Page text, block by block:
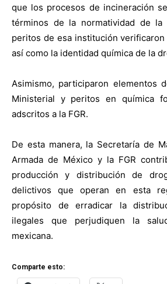
que los procesos de incineración
términos de la normatividad de la
peritos de esa institución
así como la identidad química de la
Asimismo, participaron elementos
Ministerial y peritos en química
adscritos a la FGR.
De esta manera, la Secretaría de
Armada de México y la FGR
producción y distribución de
delictivos que operan en esta
propósito de erradicar la
ilegales que perjudiquen la
mexicana.
Comparte esto: